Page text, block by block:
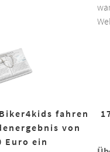
fahren
von
Euro ein